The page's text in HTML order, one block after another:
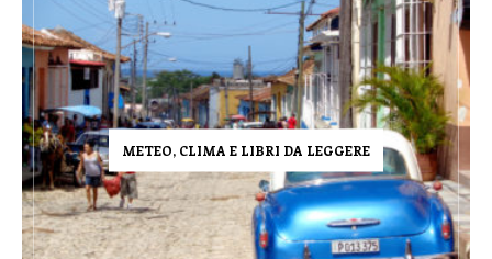
METEO, CLIMA E LIBRI DA LEGGERE